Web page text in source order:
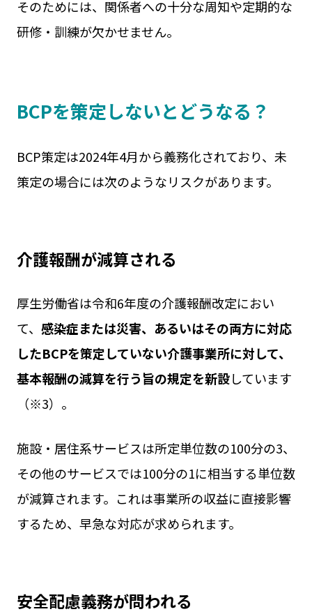
そのためには、関係者への十分な周知や定期的な
研修・訓練が欠かせません。
BCPを策定しないとどうなる？
BCP策定は2024年4月から義務化されており、未
策定の場合には次のようなリスクがあります。
介護報酬が減算される
厚生労働省は令和6年度の介護報酬改定におい
て、 感染症または災害、あるいはその両方に対応
したBCPを策定していない介護事業所に対して、
基本報酬の減算を行う旨の規定を新設しています
（※3）。
施設・居住系サービスは所定単位数の100分の3、
その他のサービスでは100分の1に相当する単位数
が減算されます。これは事業所の収益に直接影響
するため、早急な対応が求められます。
安全配慮義務が問われる